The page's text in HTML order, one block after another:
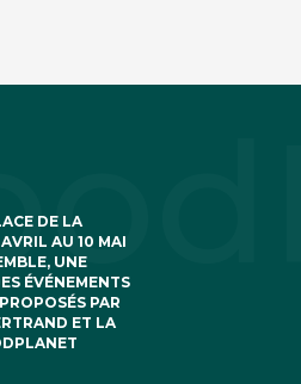
DE LA
AU 10 MAI
UNE
ÉVÉNEMENTS
PAR
ET LA